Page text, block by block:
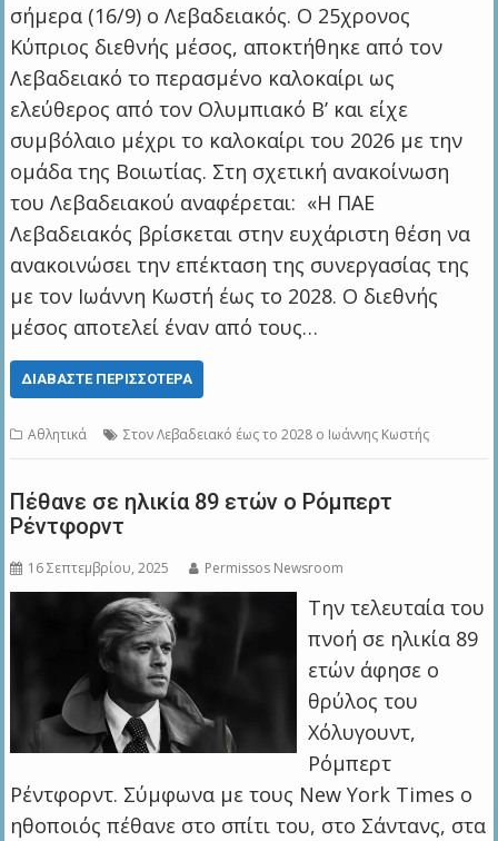
σήμερα (16/9) ο Λεβαδειακός. Ο 25χρονος
Κύπριος διεθνής μέσος, αποκτήθηκε από τον
Λεβαδειακό το περασμένο καλοκαίρι ως
ελεύθερος από τον Ολυμπιακό Β’ και είχε
συμβόλαιο μέχρι το καλοκαίρι του 2026 με την
ομάδα της Βοιωτίας. Στη σχετική ανακοίνωση
του Λεβαδειακού αναφέρεται: «Η ΠΑΕ
Λεβαδειακός βρίσκεται στην ευχάριστη θέση να
ανακοινώσει την επέκταση της συνεργασίας της
με τον Ιωάννη Κωστή έως το 2028. Ο διεθνής
μέσος αποτελεί έναν από τους…
ΔΙΑΒΆΣΤΕ ΠΕΡΙΣΣΌΤΕΡΑ
Αθλητικά Στον Λεβαδειακό έως το 2028 ο Ιωάννης Κωστής
Πέθανε σε ηλικία 89 ετών ο Ρόμπερτ
Ρέντφορντ
16 Σεπτεμβρίου, 2025 Permissos Newsroom
Tην τελευταία του
πνοή σε ηλικία 89
ετών άφησε ο
θρύλος του
Χόλυγουντ,
Ρόμπερτ
Ρέντφορντ. Σύμφωνα με τους New York Times ο
ηθοποιός πέθανε στο σπίτι του, στο Σάντανς, στα